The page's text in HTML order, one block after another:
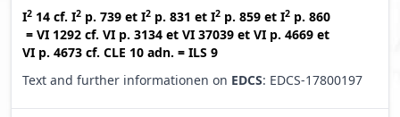
I2 14 cf. I2 p. 739 et I2 p. 831 et I2 p. 859 et I2 p. 860
= VI 1292 cf. VI p. 3134 et VI 37039 et VI p. 4669 et
VI p. 4673 cf. CLE 10 adn. = ILS 9
Text and further informationen on EDCS: EDCS-17800197